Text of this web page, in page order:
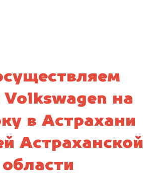
на
в Астрахани
Астраханской
области